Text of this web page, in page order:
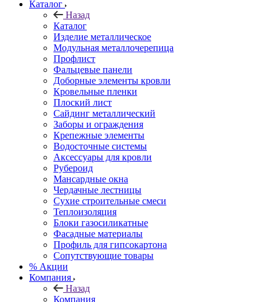
Каталог
Назад
Каталог
Изделие металлическое
Модульная металлочерепица
Профлист
Фальцевые панели
Доборные элементы кровли
Кровельные пленки
Плоский лист
Сайдинг металлический
Заборы и ограждения
Крепежные элементы
Водосточные системы
Аксессуары для кровли
Рубероид
Мансардные окна
Чердачные лестницы
Сухие строительные смеси
Теплоизоляция
Блоки газосиликатные
Фасадные материалы
Профиль для гипсокартона
Сопутствующие товары
% Акции
Компания
Назад
Компания